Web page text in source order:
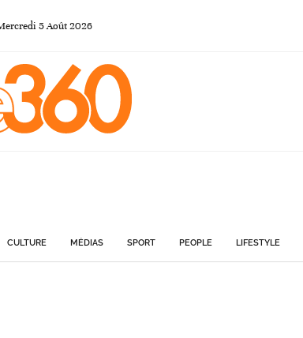
5Août2026
CULTURE MÉDIAS SPORT PEOPLE LIFESTYLE